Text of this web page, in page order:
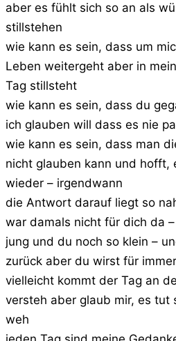
aber es fühlt sich so an als
stillstehen
wie kann es sein, dass um
Leben weitergeht aber in
Tag stillsteht
wie kann es sein, dass du
ich glauben will dass es nie
wie kann es sein, dass man
nicht glauben kann und hofft,
wieder – irgendwann
die Antwort darauf liegt so
war damals nicht für dich da
jung und du noch so klein –
zurück aber du wirst für
vielleicht kommt der Tag an
versteh aber glaub mir, es tut
weh